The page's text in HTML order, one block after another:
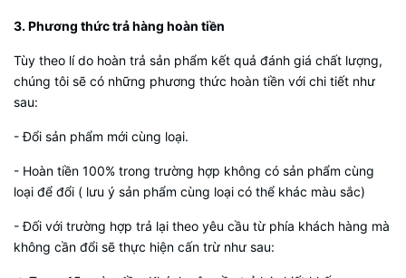
3. Phương thức trả hàng hoàn tiền
Tùy theo lí do hoàn trả sản phẩm kết quả đánh giá chất lượng,
chúng tôi sẽ có những phương thức hoàn tiền với chi tiết như
sau:
- Đổi sản phẩm mới cùng loại.
- Hoàn tiền 100% trong trường hợp không có sản phẩm cùng
loại để đổi ( lưu ý sản phẩm cùng loại có thể khác màu sắc)
- Đối với trường hợp trả lại theo yêu cầu từ phía khách hàng mà
không cần đổi sẽ thực hiện cấn trừ như sau: